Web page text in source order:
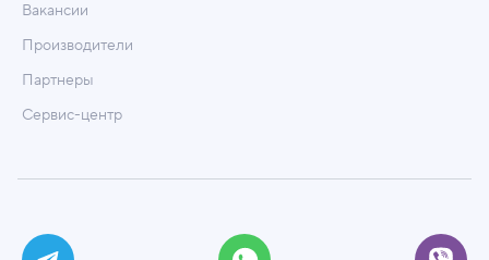
Вакансии
Производители
Партнеры
Сервис-центр